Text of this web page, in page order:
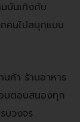
บันเทิงกับ
คนไปสนุกแบบ
ค้า ร้านอาหาร
มตอบสนองทุก
บวงจร